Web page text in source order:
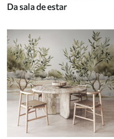
Da sala de estar